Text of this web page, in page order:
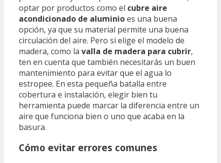
optar por productos como el cubre aire
acondicionado de aluminioes una buena
opción, ya que su material permite una buena
circulación del aire. Pero si elige el modelo de
madera, como la valla de madera para cubrir,
ten en cuenta que también necesitarás un buen
mantenimiento para evitar que el agua lo
estropee. En esta pequeña batalla entre
cobertura e instalación, elegir bien tu
herramienta puede marcar la diferencia entre un
aire que funciona bien o uno que acaba en la
basura.
Cómo evitar errores comunes